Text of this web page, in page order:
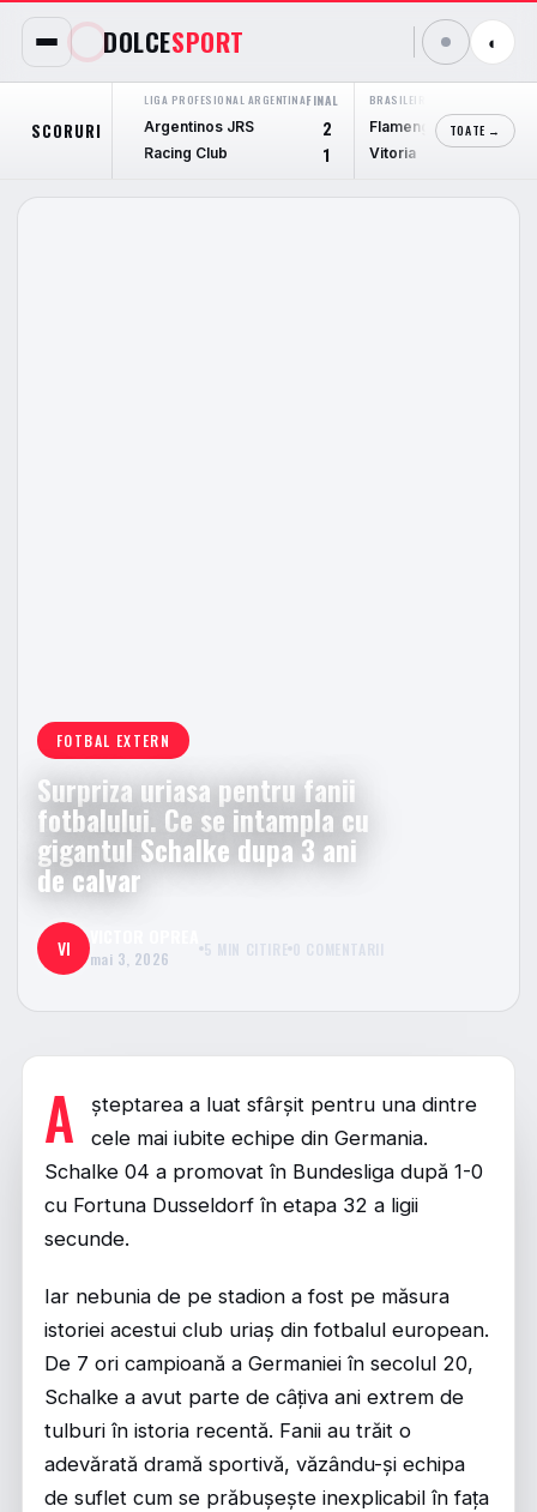
DOLCESPORT ◐
SCORURI
LIGA PROFESIONAL ARGENTINAFINAL
Argentinos JRS
2
Racing Club 1
BRASILEIRÃO SERIE A
Flamengo
2
Vitoria
TOATE →
FOTBAL EXTERN
Surpriza uriasa pentru fanii
fotbalului. Ce se intampla cu
gigantul Schalke dupa 3 ani
de calvar
VI mai 3, 2026 5 MIN CITIRE 0 COMENTARII
A
șteptarea a luat sfârșit pentru una dintre
cele mai iubite echipe din Germania.
Schalke 04 a promovat în Bundesliga după 1-0
cu Fortuna Dusseldorf în etapa 32 a ligii
secunde.
Iar nebunia de pe stadion a fost pe măsura
istoriei acestui club uriaș din fotbalul european.
De 7 ori campioană a Germaniei în secolul 20,
Schalke a avut parte de câțiva ani extrem de
tulburi în istoria recentă. Fanii au trăit o
adevărată dramă sportivă, văzându-și echipa
de suflet cum se prăbușește inexplicabil în fața